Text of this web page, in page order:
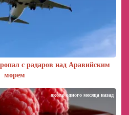
с радаров над Аравийским
морем
около одного месяца назад